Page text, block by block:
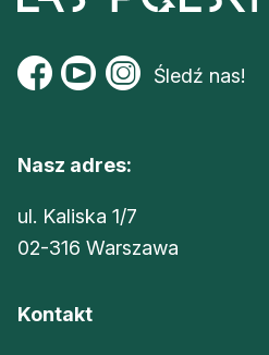
Śledź nas!
Nasz adres:
ul. Kaliska 1/7
02-316 Warszawa
Kontakt